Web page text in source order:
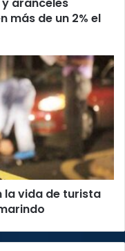
más de un 2% el
la vida de turista